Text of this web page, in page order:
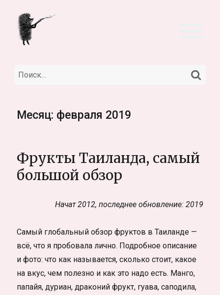
Искать:
Месяц: февраля 2019
Фрукты Таиланда, самый
большой обзор
Начат 2012, последнее обновление: 2019
Самый глобальный обзор фруктов в Таиланде —
всё, что я пробовала лично. Подробное описание
и фото: что как называется, сколько стоит, какое
на вкус, чем полезно и как это надо есть. Манго,
папайя, дуриан, драконий фрукт, гуава, саподила,